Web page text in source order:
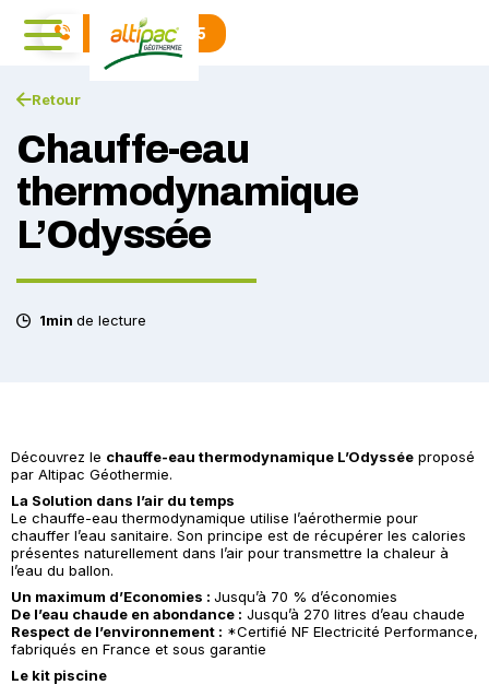
04 71 01 40 15
Retour
Chauffe-eau
thermodynamique
L’Odyssée
1min de lecture
Découvrez le chauffe-eau thermodynamique L’Odyssée proposé
par Altipac Géothermie.
La Solution dans l’air du temps
Le chauffe-eau thermodynamique utilise l’aérothermie pour
chauffer l’eau sanitaire. Son principe est de récupérer les calories
présentes naturellement dans l’air pour transmettre la chaleur à
l’eau du ballon.
Un maximum d’Economies : Jusqu’à 70 % d’économies
De l’eau chaude en abondance : Jusqu’à 270 litres d’eau chaude
Respect de l’environnement : *Certifié NF Electricité Performance,
fabriqués en France et sous garantie
Le kit piscine